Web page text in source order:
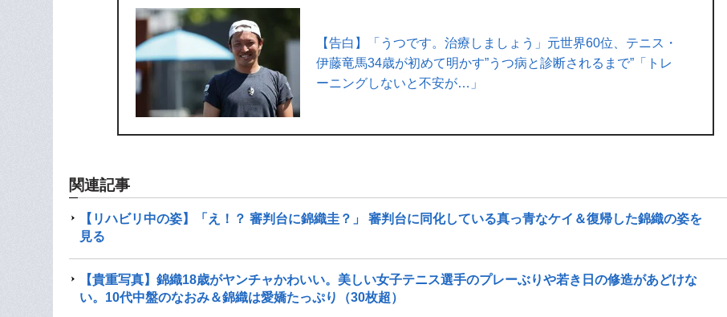
【告白】「うつです。治療しましょう」元世界60位、テニス・
伊藤竜馬34歳が初めて明かす”うつ病と診断されるまで”「トレ
ーニングしないと不安が…」
関連記事
【リハビリ中の姿】「え！？ 審判台に錦織圭？」 審判台に同化している真っ青なケイ＆復帰した錦織の姿を
見る
【貴重写真】錦織18歳がヤンチャかわいい。美しい女子テニス選手のプレーぶりや若き日の修造があどけな
い。10代中盤のなおみ＆錦織は愛嬌たっぷり（30枚超）